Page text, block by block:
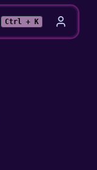
Ctrl + K